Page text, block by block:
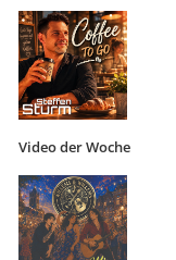
Video der Woche